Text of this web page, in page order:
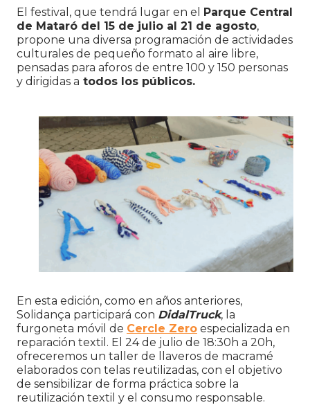
El festival, que tendrá lugar en el Parque Central
de Mataró del 15 de julio al 21 de agosto,
propone una diversa programación de actividades
culturales de pequeño formato al aire libre,
pensadas para aforos de entre 100 y 150 personas
y dirigidas a todos los públicos.
En esta edición, como en años anteriores,
Solidança participará con DidalTruck, la
furgoneta móvil de Cercle Zero especializada en
reparación textil. El 24 de julio de 18:30h a 20h,
ofreceremos un taller de llaveros de macramé
elaborados con telas reutilizadas, con el objetivo
de sensibilizar de forma práctica sobre la
reutilización textil y el consumo responsable.